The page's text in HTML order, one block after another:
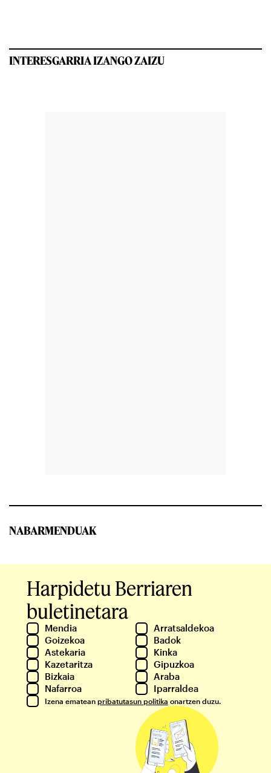
INTERESGARRIA IZANGO ZAIZU
NABARMENDUAK
Harpidetu Berriaren
buletinetara
Mendia
Arratsaldekoa
Goizekoa
Badok
Astekaria
Kinka
Kazetaritza
Gipuzkoa
Bizkaia
Araba
Nafarroa
Iparraldea
Izena ematean pribatutasun politika onartzen duzu.